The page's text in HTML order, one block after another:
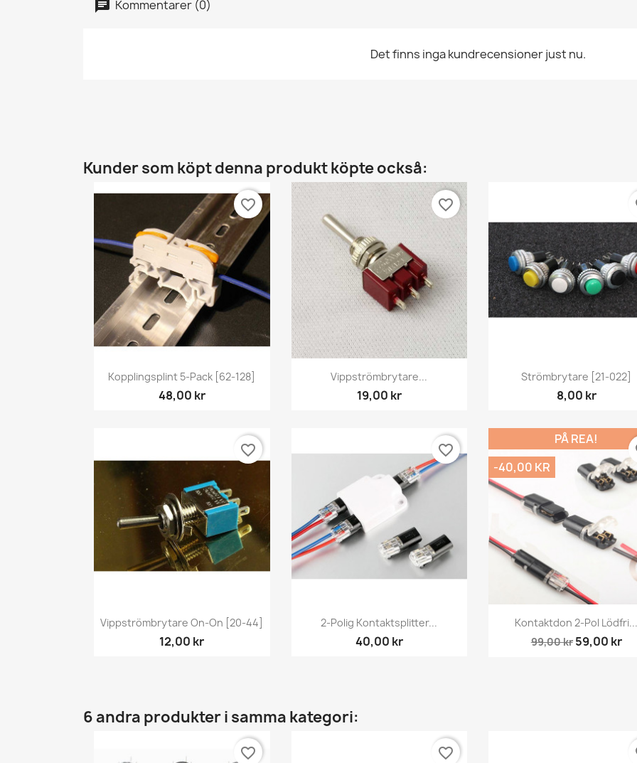
Kommentarer (0)
Det finns inga kundrecensioner just nu.
Kunder som köpt denna produkt köpte också:
Snabbvy
Kopplingsplint 5-Pack [62-128]
48,00 kr
favorite_border
Snabbvy
Vippströmbrytare...
19,00 kr
favorite_border
Snabbvy
Strömbrytare [21-022]
8,00 kr
Snabbvy
Vippströmbrytare On-On [20-44]
12,00 kr
favorite_border
Snabbvy
2-Polig Kontaktsplitter...
40,00 kr
favorite_border
Snabbvy
Kontaktdon 2-Pol Lödfri...
99,00 kr 59,00 kr
PÅ REA!
-40,00 KR
6 andra produkter i samma kategori:
favorite_border favorite_border